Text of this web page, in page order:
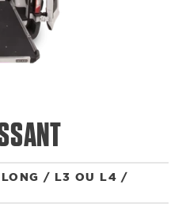
LONG / L3 OU L4 /